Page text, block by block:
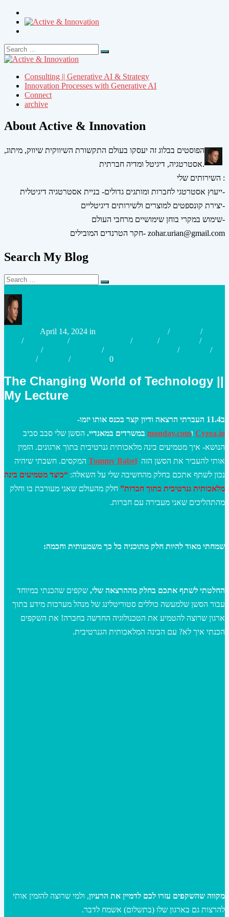
Search
for:
Search
Consulting || Generative AI & Strategy
Innovation Processes with Generative AI
Connect
archive
About Active & Innovation
הפוסטים בבלוג זה יעסקו בעולם התקשורת השיווקית שיווק, מיתוג,
אסטרטגיה, דיגיטל ומדיה חברתית.
השירותים שלי :
ייעוץ אסטרטגי לחברות ומותגים גדולים- בניית אסטרטגיה דיגיטלית-
יצירת קונספטים למוצרים ולשירותים דיגיטליים-
שימוש במקרי בוחן שימושיים מרחבי העולם-
חקר הטרנדים המובילים- zohar.urian@gmail.com
Search My Blog
Search
for:
Search
April 14, 2024 in / /
/ / / /
/
/ / /
/
/ / 0
The Changing World of Technology ||
My Lecture
ב11.4 העברתי הרצאה ודיון קצר בכנס אותו יזמו-
Cyzea.io וmonday.com במשרדים במאנדיי. הסשן שלי סבב סביב
הנושא- איך מטמיעים בינה מלאכותית גנרטיבית בתוך ארגונים. הזמין
אותי להעביר את הסשן הזה Tommy Babel המקסים. חשבתי שיהיה
נכון לשתף אתכם בחלק מהחשיבה שלי על השאלה: “כיצד מטמיעים בינה
מלאכותית גנרטיבית בתוך חברות” חלק מהעולם שאני מעורבת בו וחלק
מהתהליכים שאני מעבירה עם חברות.
שמחתי מאוד להיות חלק מתוכניה כל כך משמעותית וחכמה:
החלטתי לשתף אתכם בחלק מההרצאה שלי, שקפים שהכנתי במיוחד
עבור הסשן שלמעשה כוללים סטוריטלינג של מנהל מערכות מידע בתוך
ארגון שרוצה להטמיע את הטכנולוגיה החדשה בחברה! את השקפים
הכנתי איך לא? עם הבינה המלאכותית הגנרטיבית.
מקווה שהשקפים עזרו לכם לדמיין את הרעיון, ולמי שרוצה להזמין אותי
להרצות גם בארגון שלו (בתשלום) אשמח לדבר.